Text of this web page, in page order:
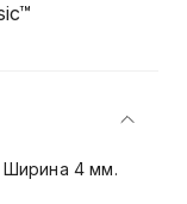
Ширина 4 мм.